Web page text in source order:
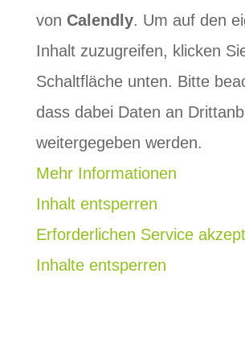
von Calendly. Um auf den
Inhalt zuzugreifen, klicken
Schaltfläche unten. Bitte
dass dabei Daten an
weitergegeben werden.
Mehr Informationen
Inhalt entsperren
Erforderlichen Service
Inhalte entsperren